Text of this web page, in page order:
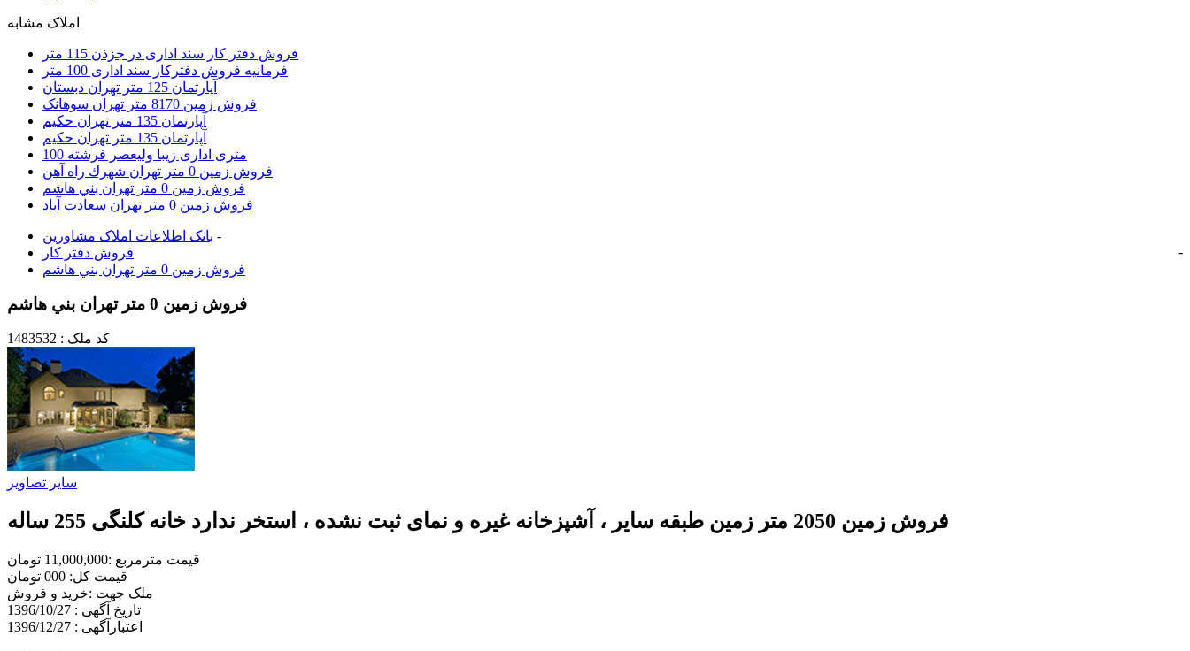
املاک مشابه
فروش دفتر کار سند اداری در جزذن 115 متر
فرمانیه فروش دفترکار سند اداری 100 متر
آپارتمان 125 متر تهران دبستان
فروش زمین 8170 متر تهران سوهانک
آپارتمان 135 متر تهران حكيم
آپارتمان 135 متر تهران حكيم
100 متری اداری زیبا ولیعصر فرشته
فروش زمين 0 متر تهران شهرك راه آهن
فروش زمين 0 متر تهران بني هاشم
فروش زمين 0 متر تهران سعادت آباد
بانک اطلاعات املاک مشاورين -
فروش دفتر کار
-
فروش زمين 0 متر تهران بني هاشم
فروش زمين 0 متر تهران بني هاشم
کد ملک : 1483532
سایر تصاویر
فروش زمين 2050 متر زمین طبقه ساير ، آشپزخانه غیره و نمای ثبت نشده ، استخر ندارد خانه کلنگی 255 ساله
قیمت مترمربع :11,000,000 تومان
قیمت کل: 000 تومان
ملک جهت :خريد و فروش
تاریخ آگهی : 1396/10/27
اعتبارآگهی : 1396/12/27